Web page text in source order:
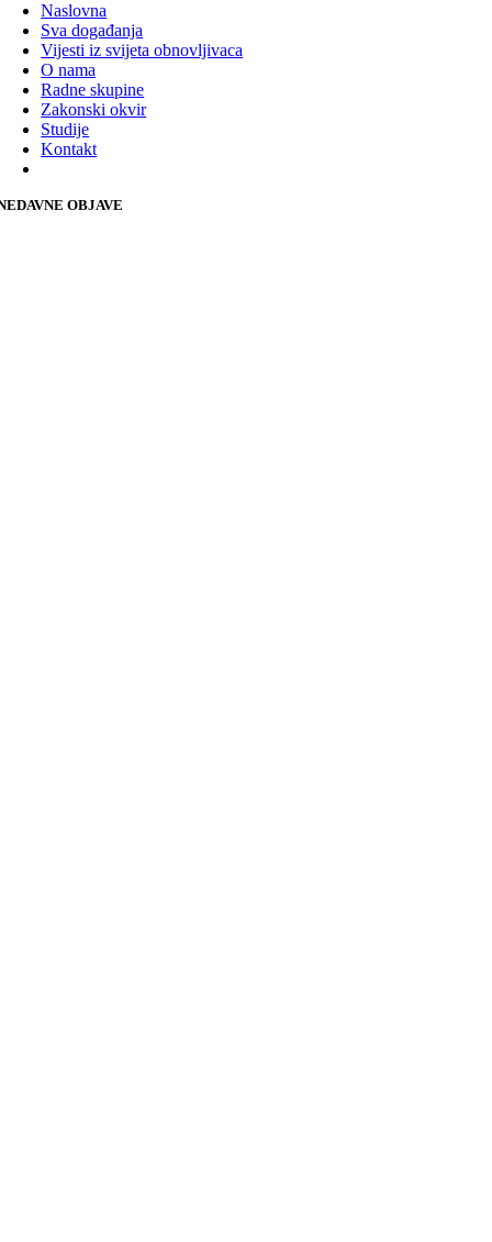
Naslovna
Sva događanja
Vijesti iz svijeta obnovljivaca
O nama
Radne skupine
Zakonski okvir
Studije
Kontakt
OBJAVE